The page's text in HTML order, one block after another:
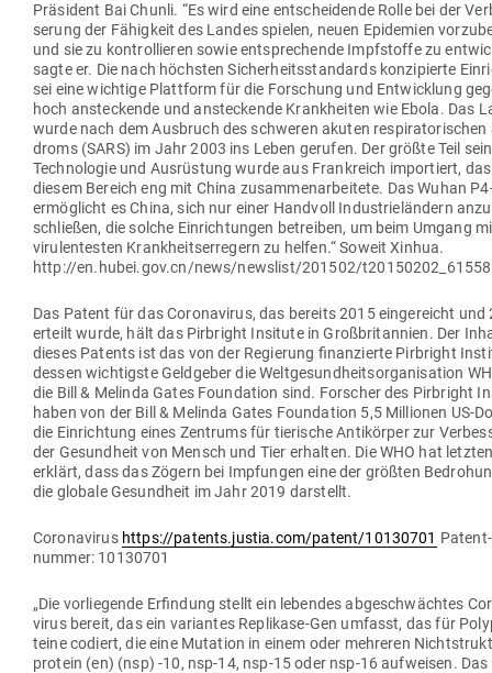
Prä­sident Bai Chunli. “Es wird eine ent­schei­dende Rolle bei der
serung der Fähigkeit des Landes spielen, neuen Epi­demien
und sie zu kon­trol­lieren sowie ent­spre­chende Impf­stoffe zu
sagte er. Die nach höchsten Sicher­heits­stan­dards kon­zi­pierte
sei eine wichtige Plattform für die For­schung und Ent­wicklung
hoch anste­ckende und anste­ckende Krank­heiten wie Ebola. Das
wurde nach dem Aus­bruch des schweren akuten
droms (SARS) im Jahr 2003 ins Leben gerufen. Der größte Teil
Tech­no­logie und Aus­rüstung wurde aus Frank­reich impor­tiert,
diesem Bereich eng mit China zusam­men­ar­beitete. Das Wuhan
ermög­licht es China, sich nur einer Handvoll Indus­trie­ländern
schließen, die solche Ein­rich­tungen betreiben, um beim Umgang
viru­len­testen Krank­heits­er­regern zu helfen.“ Soweit Xinhua.
http://en.hubei.gov.cn/news/newslist/201502/
Das Patent für das Coro­na­virus, das bereits 2015 ein­ge­reicht und
erteilt wurde, hält das Pir­bright Insitute in Groß­bri­tannien. Der
dieses Patents ist das von der Regierung finan­zierte Pir­bright
dessen wich­tigste Geld­geber die Welt­ge­sund­heits­or­ga­ni­sation
die Bill & Melinda Gates Foun­dation sind. For­scher des Pir­bright
haben von der Bill & Melinda Gates Foun­dation 5,5 Mil­lionen US-
die Ein­richtung eines Zen­trums für tie­rische Anti­körper zur
der Gesundheit von Mensch und Tier erhalten. Die WHO hat
erklärt, dass das Zögern bei Imp­fungen eine der größten
die globale Gesundheit im Jahr 2019 darstellt.
Coro­na­virus https://patents.justia.com/patent/10130701 Patent­
nummer: 10130701
„Die vor­lie­gende Erfindung stellt ein lebendes abge­schwächtes
virus bereit, das ein vari­antes Replikase-Gen umfasst, das für
teine codiert, die eine Mutation in einem oder meh­reren
protein (en) (nsp) ‑10, nsp-14, nsp-15 oder nsp-16 auf­weisen.